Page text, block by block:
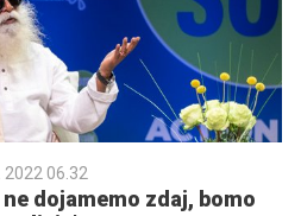
2022 06.32
dojamemo zdaj, bomo